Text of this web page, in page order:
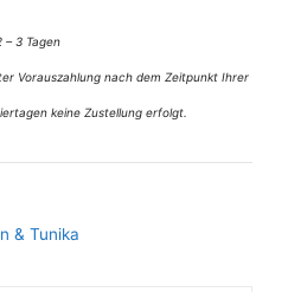
– 3 Tagen
Vorauszahlung nach dem Zeitpunkt Ihrer
keine Zustellung erfolgt.
& Tunika